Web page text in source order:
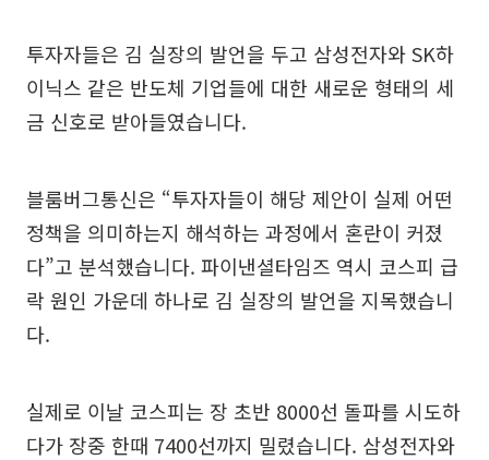
투자자들은 김 실장의 발언을 두고 삼성전자와 SK하
이닉스 같은 반도체 기업들에 대한 새로운 형태의 세
금 신호로 받아들였습니다.
블룸버그통신은 “투자자들이 해당 제안이 실제 어떤
정책을 의미하는지 해석하는 과정에서 혼란이 커졌
다”고 분석했습니다. 파이낸셜타임즈 역시 코스피 급
락 원인 가운데 하나로 김 실장의 발언을 지목했습니
다.
실제로 이날 코스피는 장 초반 8000선 돌파를 시도하
다가 장중 한때 7400선까지 밀렸습니다. 삼성전자와